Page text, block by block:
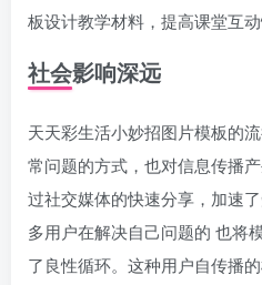
板设计教学材料，提高课堂互动
社会影响深远
天天彩生活小妙招图片模板的
常问题的方式，也对信息传播
过社交媒体的快速分享，加速
多用户在解决自己问题的 也将
了良性循环。这种用户自传播